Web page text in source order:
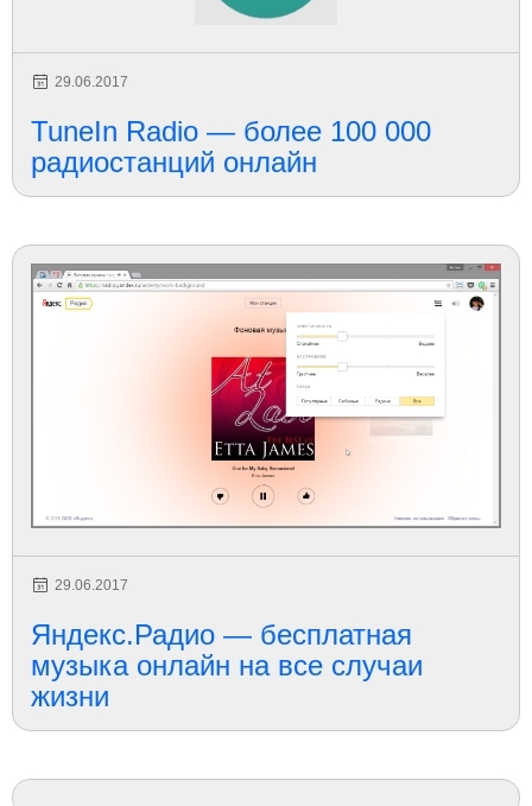
29.06.2017
TuneIn Radio — более 100 000
радиостанций онлайн
29.06.2017
Яндекс.Радио — бесплатная
музыка онлайн на все случаи
жизни